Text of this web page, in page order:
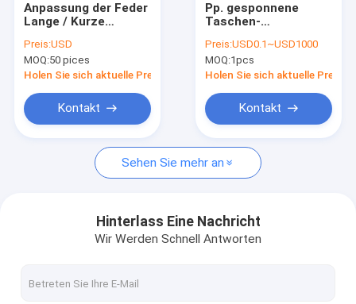
Treten Sie mit uns in Verbindung
Nachrichten
Fordern Sie ein Zitat
Band-Verdrängungs-Linie
Einzelfaden-Verdrängungs-Linie
Anpassung der Feder
Lange / Kurze
kleine Kammer
Kreislaufwebe
Ersatzteile
Preis:USD
MOQ:50 pices
Holen Sie sich aktuelle Preis
Kontakt
Pp. gesponnene
Taschen-
Ersatzteile fahren
Körper-Shuttle-Rad-
Führungsbügel hin-
Preis:USD0.1~USD1000
MOQ:1pcs
Holen Sie sich aktuelle Preis
Kontakt
Sehen Sie mehr an
Hinterlass Eine Nachricht
Wir Werden Schnell Antworten